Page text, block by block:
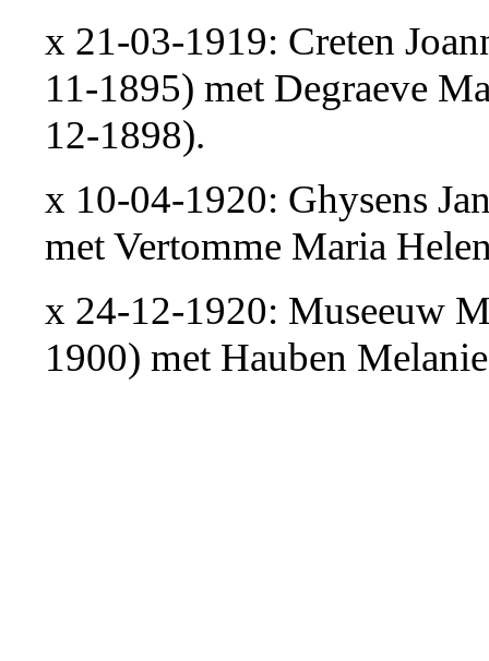
x 21-03-1919: Creten
11-1895) met Degraeve
12-1898).
x 10-04-1920: Ghysens
met Vertomme Maria
x 24-12-1920: Museeuw
1900) met Hauben